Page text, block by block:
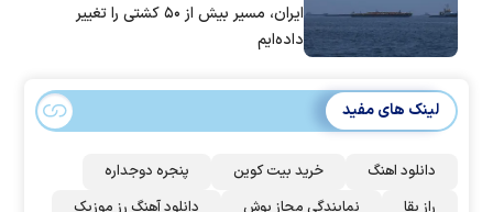
ایران، مسیر بیش از ۵۰ کشتی را تغییر
داده‌ایم
لینک های مفید
دانلود اهنگ خرید بیت کوین
پنجره دوجداره